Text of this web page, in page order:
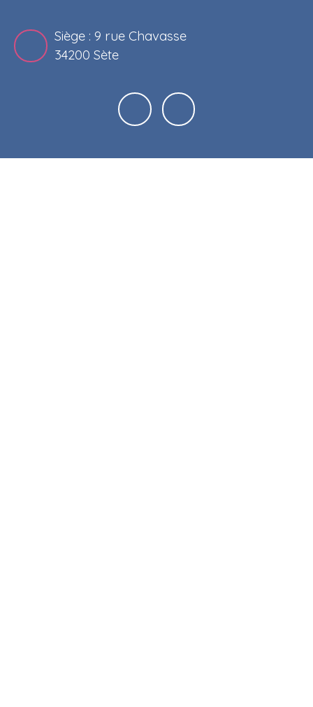
Siège : 9 rue Chavasse
34200 Sète